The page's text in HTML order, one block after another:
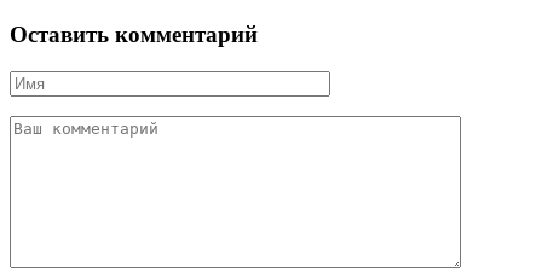
Оставить комментарий